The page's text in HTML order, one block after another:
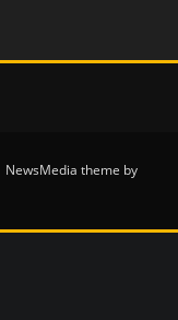
NewsMedia theme by